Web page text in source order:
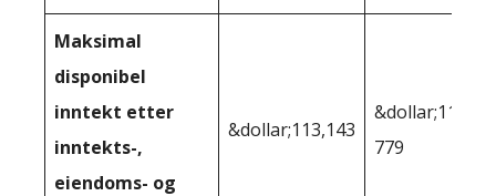
Maksimal
disponibel
inntekt etter
inntekts-,
eiendoms- og
&dollar;113,143
&dollar;112
779